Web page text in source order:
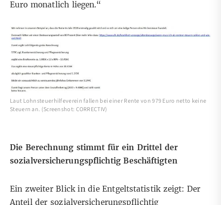
Euro monatlich liegen.“
Laut Lohnsteuerhilfeverein fallen bei einer Rente von 979 Euro netto keine
Steuern an. (Screenshot: CORRECTIV)
Die Berechnung stimmt für ein Drittel der
sozialversicherungspflichtig Beschäftigten
Ein zweiter Blick in dieEntgeltstatistikzeigt: Der
Anteil der sozialversicherungspflichtig